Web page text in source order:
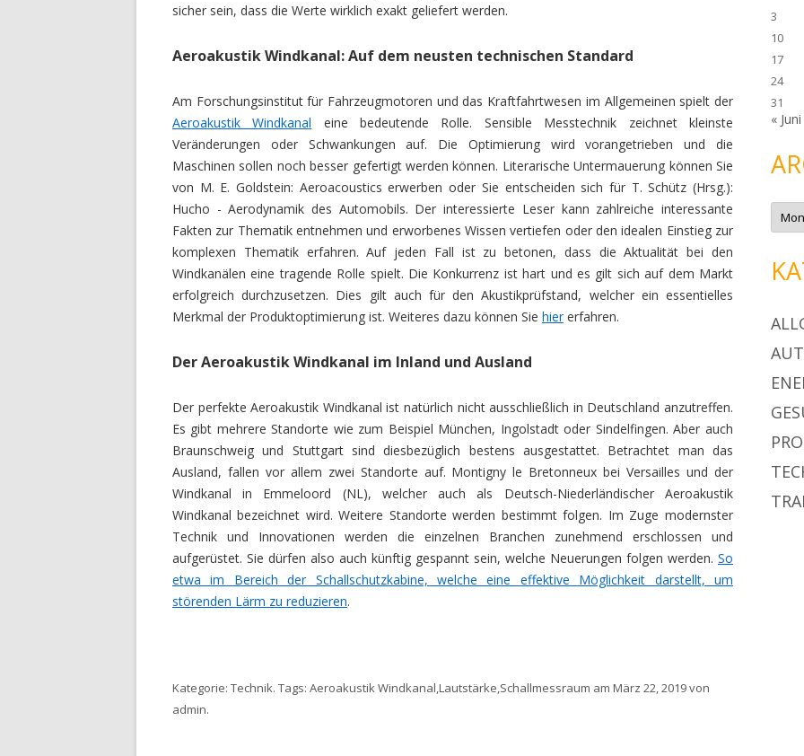
sicher sein, dass die Werte wirklich exakt geliefert werden.
Aeroakustik Windkanal: Auf dem neusten technischen Standard
Am Forschungsinstitut für Fahrzeugmotoren und das Kraftfahrtwesen im Allgemeinen spielt der
Aeroakustik Windkanal eine bedeutende Rolle. Sensible Messtechnik zeichnet kleinste
Veränderungen oder Schwankungen auf. Die Optimierung wird vorangetrieben und die
Maschinen sollen noch besser gefertigt werden können. Literarische Untermauerung können Sie
von M. E. Goldstein: Aeroacoustics erwerben oder Sie entscheiden sich für T. Schütz (Hrsg.):
Hucho - Aerodynamik des Automobils. Der interessierte Leser kann zahlreiche interessante
Fakten zur Thematik entnehmen und erworbenes Wissen vertiefen oder den idealen Einstieg zur
komplexen Thematik erfahren. Auf jeden Fall ist zu betonen, dass die Aktualität bei den
Windkanälen eine tragende Rolle spielt. Die Konkurrenz ist hart und es gilt sich auf dem Markt
erfolgreich durchzusetzen. Dies gilt auch für den Akustikprüfstand, welcher ein essentielles
Merkmal der Produktoptimierung ist. Weiteres dazu können Sie hiererfahren.
Der Aeroakustik Windkanal im Inland und Ausland
Der perfekte Aeroakustik Windkanal ist natürlich nicht ausschließlich in Deutschland anzutreffen.
Es gibt mehrere Standorte wie zum Beispiel München, Ingolstadt oder Sindelfingen. Aber auch
Braunschweig und Stuttgart sind diesbezüglich bestens ausgestattet. Betrachtet man das
Ausland, fallen vor allem zwei Standorte auf. Montigny le Bretonneux bei Versailles und der
Windkanal in Emmeloord (NL), welcher auch als Deutsch-Niederländischer Aeroakustik
Windkanal bezeichnet wird. Weitere Standorte werden bestimmt folgen. Im Zuge modernster
Technik und Innovationen werden die einzelnen Branchen zunehmend erschlossen und
aufgerüstet. Sie dürfen also auch künftig gespannt sein, welche Neuerungen folgen werden. So
etwa im Bereich der Schallschutzkabine, welche eine effektive Möglichkeit darstellt, um
störenden Lärm zu reduzieren.
Kategorie: Technik. Tags: Aeroakustik Windkanal Lautstärke Schallmessraum am März 22, 2019von
admin.
3
10
17
24
31
« Juni
A
c
v